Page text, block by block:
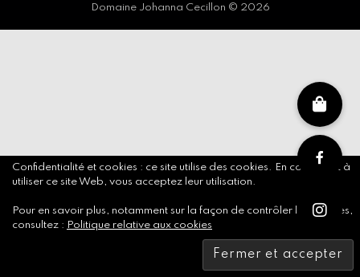
Domaine Johanna Cecillon © 2026
Confidentialité et cookies : ce site utilise des cookies. En continuant à
utiliser ce site Web, vous acceptez leur utilisation.
Pour en savoir plus, notamment sur la façon de contrôler les cookies,
consultez : Politique relative aux cookies